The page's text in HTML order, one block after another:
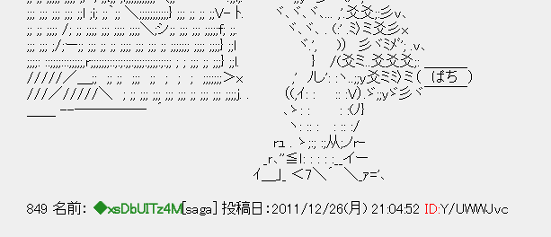
;;; ;;; ;;; ;;; ;;l ;i; ;;｀;; ＼;;;;;;;;;;;} ;;; ;; ;; ;;V- ﾄ. ヾ､ヾ､ヾ､... ,'.爻爻;:彡v､
;; ;; ;;;; /; ;; ;;;; ;;; ;;;; ;;;;＼;シ;; ;;; ;;; ;;;;;f; ;;. ヾ､ヾ､ . (:' .ﾐ〉ミ爻彡x
;;; ;;; ;/;ー;; ;;; ;; ;; ;;;; ;;; ;;; ;; ;;;;;;; ;;;; ;;;;} ;;l ヾ.', )） 彡ヾﾐﾒﾞ'; .v､
;;;;: ::;;;;:::;;;;;,r;;;;;;;::;:;:;;:;;;;:;;;;:;:;; ; ; ;;; ;; ;;;} ;;l. } /(爻ミ..爻爻爻;: ＿＿＿
/////／＿;; ;; ;; ;;; ;; ; ; ; ;;;;;;;＞x ,' ﾉし': :ヽ..;;y爻ミﾐ〉ミ（ ぱち ）
///／/////＼ ; ;; ;;; ;;; ;;; ;;; ;; ;;; ;;; ;;;;j. . （(,ｲ: : :: :V）.ゞ;;yゞ彡ヾ￣￣￣
＿＿ --――――― ´ ､ゝ: : : :(ﾉ}
ヽ: :: : : :: :/
rｭ . ゝ;:; :;从;ノr-
_ｒ､''≦ｌ: : : : :__イー
ｲ＿｣_ ＜7＼´ ＼_ｧ='､
849 名前： ◆xsDbUITz4M [saga] 投稿日：2011/12/26(月) 21:04:52 ID:Y/UWWJvc